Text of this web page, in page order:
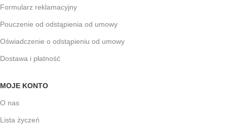
Formularz reklamacyjny
Pouczenie od odstąpienia od umowy
Oświadczenie o odstąpieniu od umowy
Dostawa i płatność
MOJE KONTO
O nas
Lista życzeń